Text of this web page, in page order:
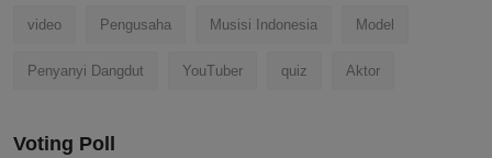
video Pengusaha Musisi Indonesia Model
Penyanyi Dangdut YouTuber quiz Aktor
Voting Poll